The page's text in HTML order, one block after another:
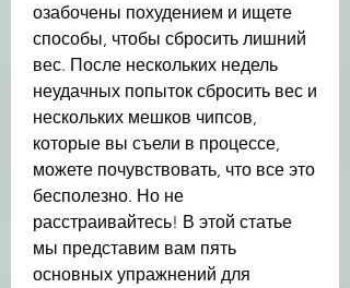
озабочены похудением и ищете
способы, чтобы сбросить лишний
вес. После нескольких недель
неудачных попыток сбросить вес и
нескольких мешков чипсов,
которые вы съели в процессе,
можете почувствовать, что все это
бесполезно. Но не
расстраивайтесь! В этой статье
мы представим вам пять
основных упражнений для